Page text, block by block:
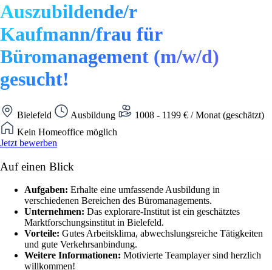
Auszubildende/r
Kaufmann/frau für
Büromanagement (m/w/d)
gesucht!
Bielefeld Ausbildung
1008 - 1199 € / Monat (geschätzt)
Kein Homeoffice möglich
Jetzt bewerben
Auf einen Blick
Aufgaben: Erhalte eine umfassende Ausbildung in
verschiedenen Bereichen des Büromanagements.
Unternehmen: Das explorare-Institut ist ein geschätztes
Marktforschungsinstitut in Bielefeld.
Vorteile: Gutes Arbeitsklima, abwechslungsreiche Tätigkeiten
und gute Verkehrsanbindung.
Weitere Informationen: Motivierte Teamplayer sind herzlich
willkommen!